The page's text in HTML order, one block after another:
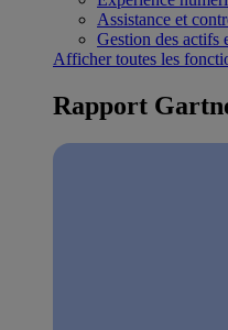
Assistance et
Gestion des actifs
Afficher toutes les
Rapport